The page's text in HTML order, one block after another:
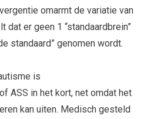
omarmt de variatie van
dat er geen 1 “standaardbrein”
standaard” genomen wordt.
is
ASS in het kort, net omdat het
kan uiten. Medisch gesteld